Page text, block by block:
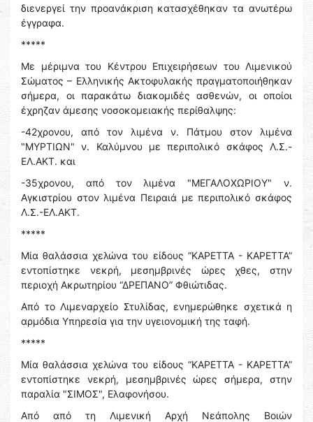
διενεργεί την προανάκριση κατασχέθηκαν τα ανωτέρω
έγγραφα.
*****
Με μέριμνα του Κέντρου Επιχειρήσεων του Λιμενικού
Σώματος – Ελληνικής Ακτοφυλακής πραγματοποιήθηκαν
σήμερα, οι παρακάτω διακομιδές ασθενών, οι οποίοι
έχρηζαν άμεσης νοσοκομειακής περίθαλψης:
-42χρονου, από τον λιμένα ν. Πάτμου στον λιμένα
"ΜΥΡΤΙΩΝ" ν. Καλύμνου με περιπολικό σκάφος Λ.Σ.-
ΕΛ.ΑΚΤ. και
-35χρονου, από τον λιμένα "ΜΕΓΑΛΟΧΩΡΙΟΥ" ν.
Αγκιστρίου στον λιμένα Πειραιά με περιπολικό σκάφος
Λ.Σ.-ΕΛ.ΑΚΤ.
*****
Μία θαλάσσια χελώνα του είδους “ΚΑΡΕΤΤΑ - ΚΑΡΕΤΤΑ”
εντοπίστηκε νεκρή, μεσημβρινές ώρες χθες, στην
περιοχή Ακρωτηρίου “ΔΡΕΠΑΝΟ” Φθιώτιδας.
Από το Λιμεναρχείο Στυλίδας, ενημερώθηκε σχετικά η
αρμόδια Υπηρεσία για την υγειονομική της ταφή.
*****
Μία θαλάσσια χελώνα του είδους “ΚΑΡΕΤΤΑ - ΚΑΡΕΤΤΑ”
εντοπίστηκε νεκρή, μεσημβρινές ώρες σήμερα, στην
παραλία "ΣΙΜΟΣ", Ελαφονήσου.
Από από τη Λιμενική Αρχή Νεάπολης Βοιών